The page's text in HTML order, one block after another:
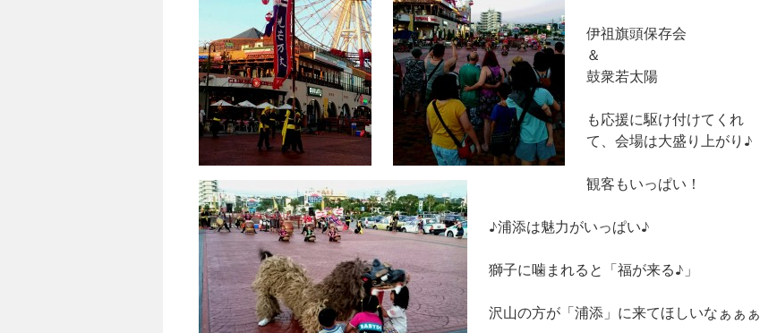
伊祖旗頭保存会
＆
鼓衆若太陽
も応援に駆け付けてくれ
て、会場は大盛り上がり♪
観客もいっぱい！
♪浦添は魅力がいっぱい♪
獅子に噛まれると「福が来る♪」
沢山の方が「浦添」に来てほしいなぁぁぁ